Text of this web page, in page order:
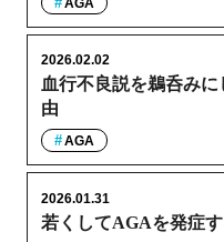
AGA
血行不良説を鵜呑み
由
2026.02.02
AGA
若くしてAGAを発症
2026.01.31